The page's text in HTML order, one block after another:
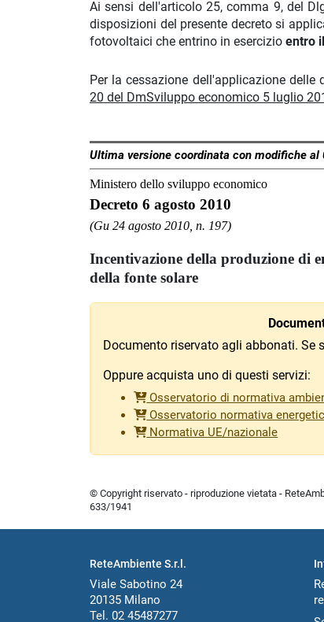
Ai sensi dell'articolo 25, comma 9, del
disposizioni del presente decreto si
fotovoltaici che entrino in esercizio entro
Per la cessazione dell'applicazione
20 del DmSviluppo economico 5 luglio
Ultima versione coordinata con modifiche al
Ministero dello sviluppo economico
Decreto 6 agosto 2010
(Gu 24 agosto 2010, n. 197)
Incentivazione della produzione di
della fonte solare
Documento riservato agli abbonati. Se
Oppure acquista uno di questi servizi:
Osservatorio di normativa
Osservatorio normativa
Normativa UE/nazionale
© Copyright riservato - riproduzione vietata -
633/1941
ReteAmbiente S.r.l.
Viale Sabotino 24
20135 Milano
Tel. 02 45487277